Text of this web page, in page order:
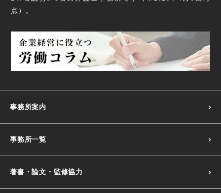
点 ）。
事務所案内
事務所一覧
著書・論文・監修協力